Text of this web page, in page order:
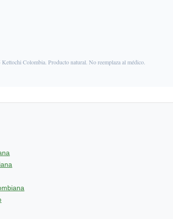
Colombia. Producto natural. No reemplaza al médico.